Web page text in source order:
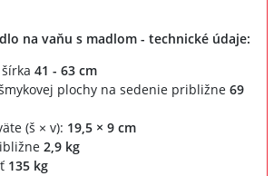
na vaňu s madlom - technické údaje:
41 - 63 cm
plochy na sedenie približne 69
(š × v): 19,5 × 9 cm
2,9 kg
135 kg